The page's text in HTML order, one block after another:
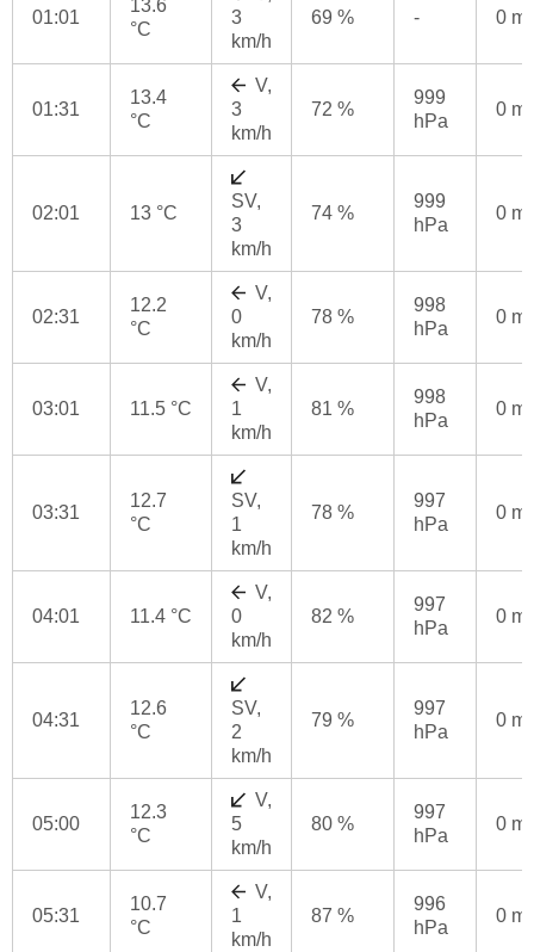
01:01
13.6
°C
3
km/h
69 % - 0
01:31
13.4
°C
V,
3
km/h
72 %
999
hPa
0
02:01 13 °C
SV,
3
km/h
74 %
999
hPa
0
02:31
12.2
°C
V,
0
km/h
78 %
998
hPa
0
03:01 11.5 °C
V,
1
km/h
81 %
998
hPa
0
03:31
12.7
°C
SV,
1
km/h
78 %
997
hPa
0
04:01 11.4 °C
V,
0
km/h
82 %
997
hPa
0
04:31
12.6
°C
SV,
2
km/h
79 %
997
hPa
0
05:00
12.3
°C
V,
5
km/h
80 %
997
hPa
0
05:31
10.7
°C
V,
1
km/h
87 %
996
hPa
0